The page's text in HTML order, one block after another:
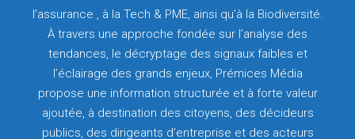
l’assurance , à la Tech & PME, ainsi qu’à la Biodiversité.
À travers une approche fondée sur l’analyse des
tendances, le décryptage des signaux faibles et
l’éclairage des grands enjeux, Prémices Média
propose une information structurée et à forte valeur
ajoutée, à destination des citoyens, des décideurs
publics, des dirigeants d’entreprise et des acteurs